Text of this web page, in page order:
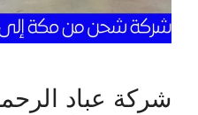
شركة عباد